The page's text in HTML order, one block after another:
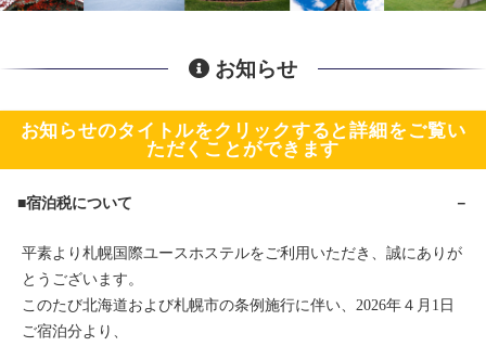
お知らせ
お知らせのタイトルをクリックすると詳細をご覧い
ただくことができます
■宿泊税について
平素より札幌国際ユースホステルをご利用いただき、誠にありが
とうございます。
このたび北海道および札幌市の条例施行に伴い、2026年４月1日
ご宿泊分より、